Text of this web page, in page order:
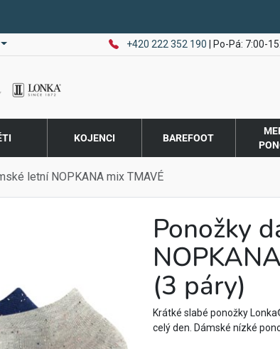
+420 222 352 190 | Po-Pá: 7:00-
KOJENCI BAREFOOT
letní NOPKANA mix TMAVÉ
Ponožky
(3 páry)
Krátké slabé ponožky
celý den. Dámské nízké